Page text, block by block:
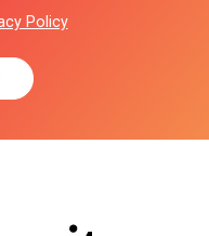
Policy